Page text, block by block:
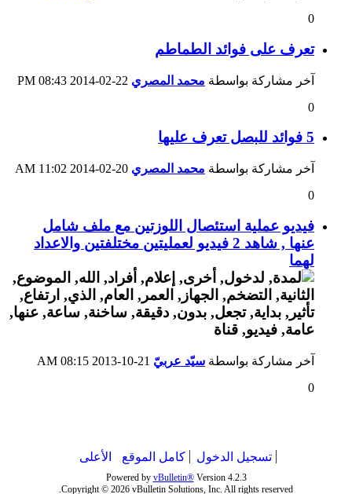
0
تعرف على فوائد الطماطم
آخر مشاركة بواسطة محمد المصري
08:43 PM
0
5 فوائد للبصل تعرف عليها
آخر مشاركة بواسطة محمد المصري
11:02 AM
0
فيديو عملية استئصال اللوزتين مع ملف شامل
عنها , شاهد 2 فيديو لعمليتين مختلفتين والاعداد
لهما
آخر مشاركة بواسطة سيّد عربيّ
08:15 AM
0
تسجيل الدخول كامل الموقع الأعلى
Powered by vBulletin®Version 4.2.3
Copyright © 2026 vBulletin Solutions, Inc. All rights reserved.